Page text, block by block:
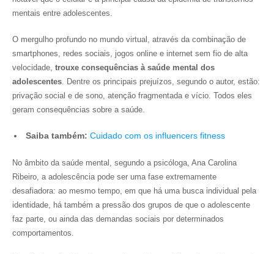
mentais entre adolescentes.
O mergulho profundo no mundo virtual, através da combinação de
smartphones, redes sociais, jogos online e internet sem fio de alta
velocidade, trouxe consequências à saúde mental dos
adolescentes. Dentre os principais prejuízos, segundo o autor, estão:
privação social e de sono, atenção fragmentada e vício. Todos eles
geram consequências sobre a saúde.
Saiba também: Cuidado com os influencers fitness
No âmbito da saúde mental, segundo a psicóloga, Ana Carolina
Ribeiro, a adolescência pode ser uma fase extremamente
desafiadora: ao mesmo tempo, em que há uma busca individual pela
identidade, há também a pressão dos grupos de que o adolescente
faz parte, ou ainda das demandas sociais por determinados
comportamentos.